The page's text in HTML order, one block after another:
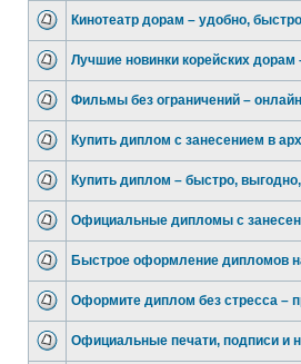
Кинотеатр дорам – удобно,
Лучшие новинки корейских дорам
Фильмы без ограничений –
Купить диплом с занесением в
Купить диплом – быстро,
Официальные дипломы с
Быстрое оформление дипломов
Оформите диплом без стресса –
Официальные печати, подписи и